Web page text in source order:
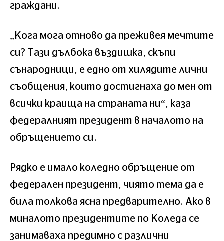
граждани.
„Кога мога отново да преживея мечтите
си? Тази дълбока въздишка, скъпи
сънародници, е едно от хилядите лични
съобщения, които достигнаха до мен от
всички краища на страната ни“, каза
федералният президент в началото на
обръщението си.
Рядко е имало коледно обръщение от
федерален президент, чиято тема да е
била толкова ясна предварително. Ако в
миналото президентите по Коледа се
занимаваха предимно с различни